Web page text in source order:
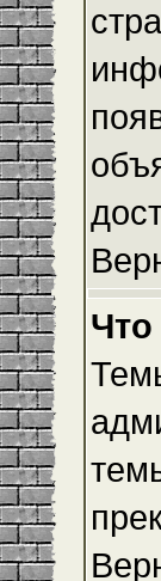
Что